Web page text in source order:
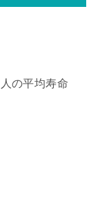
の平均寿命